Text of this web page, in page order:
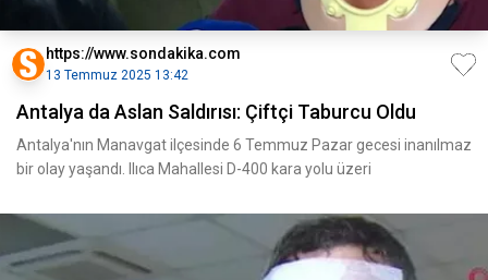
https://www.sondakika.com
13 Temmuz 2025 13:42
Antalya da Aslan Saldırısı: Çiftçi Taburcu Oldu
Antalya'nın Manavgat ilçesinde 6 Temmuz Pazar gecesi inanılmaz
bir olay yaşandı. Ilıca Mahallesi D-400 kara yolu üzeri